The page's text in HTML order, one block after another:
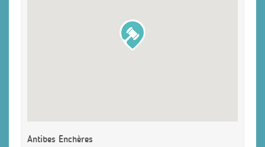
Antibes Enchères